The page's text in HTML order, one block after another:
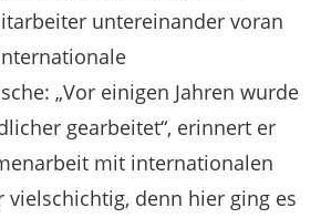
untereinander voran
„Vor einigen Jahren wurde
gearbeitet“, erinnert er
mit internationalen
vielschichtig, denn hier ging es